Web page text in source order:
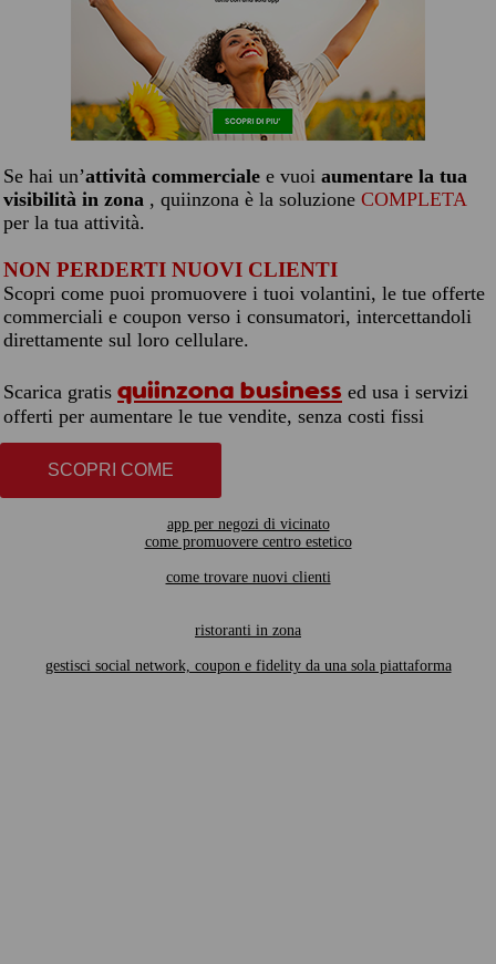
Se hai un’attività commerciale e vuoi aumentare la tua
visibilità in zona , quiinzona è la soluzione COMPLETA
per la tua attività.
NON PERDERTI NUOVI CLIENTI
Scopri come puoi promuovere i tuoi volantini, le tue offerte
commerciali e coupon verso i consumatori, intercettandoli
direttamente sul loro cellulare.
Scarica gratis quiinzona business ed usa i servizi
offerti per aumentare le tue vendite, senza costi fissi
SCOPRI COME
app per negozi di vicinato
come promuovere centro estetico
come trovare nuovi clienti
ristoranti in zona
gestisci social network, coupon e fidelity da una sola piattaforma